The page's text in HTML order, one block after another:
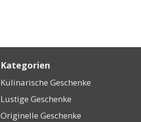
Kategorien
Kulinarische Geschenke
Lustige Geschenke
Originelle Geschenke